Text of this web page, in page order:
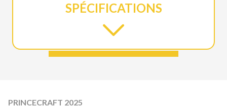
SPÉCIFICATIONS
PRINCECRAFT 2025